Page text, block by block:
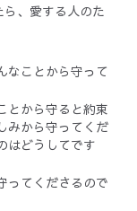
、愛する人のた
なことから守って
とから守ると約束
みから守ってくだ
はどうしてです
ってくださるので